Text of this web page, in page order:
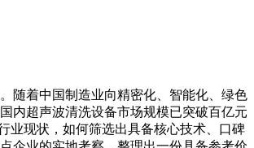
随着中国制造业向精密化、智能化、绿色
内超声波清洗设备市场规模已突破百亿元
业现状，如何筛选出具备核心技术、口碑